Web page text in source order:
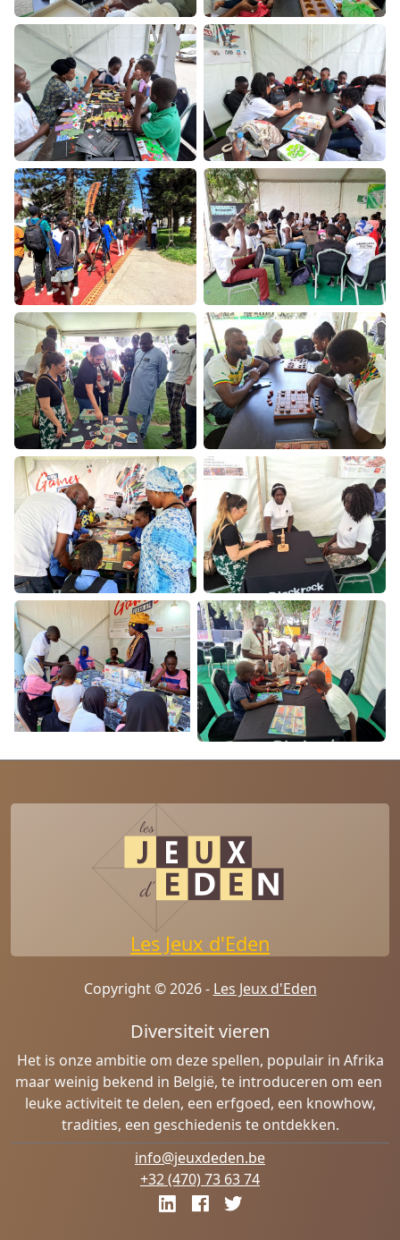
Les Jeux d'Eden
Copyright © 2026 - Les Jeux d'Eden
Diversiteit vieren
Het is onze ambitie om deze spellen, populair in Afrika
maar weinig bekend in België, te introduceren om een ​​
leuke activiteit te delen, een erfgoed, een knowhow,
tradities, een geschiedenis te ontdekken.
info@jeuxdeden.be
+32 (470) 73 63 74